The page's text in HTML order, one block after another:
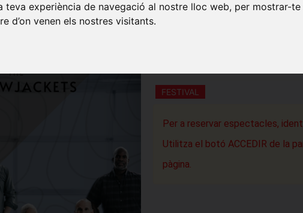
experiència de navegació al nostre lloc web, per mostrar-
d’on venen els nostres visitants.
FESTIVAL
THE YELLOWJACKETS
FESTIVAL
Per a reservar espectacles,
Utilitza el botó ACCEDIR de la
pàgina.